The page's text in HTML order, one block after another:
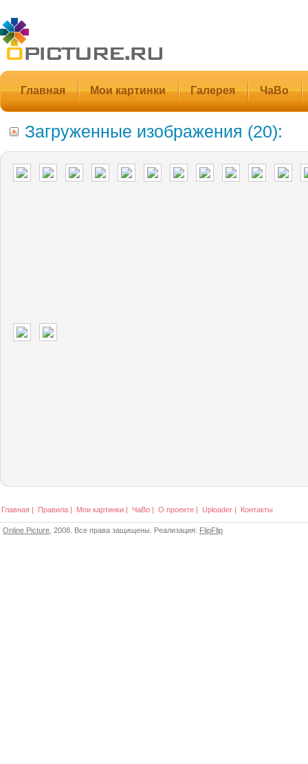
Главная Мои картинки Галерея ЧаВо
Загруженные изображения (20):
Главная | Правила | Мои картинки | ЧаВо | О проекте | Uploader | Контакты
Online Picture , 2008. Все права защищены. Реализация: FlipFlip